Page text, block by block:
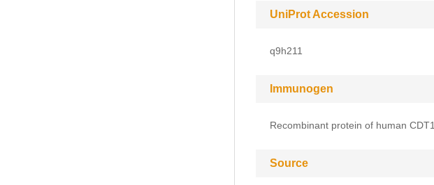
UniProt Accession
q9h211
Immunogen
Recombinant protein of human CDT1
Source